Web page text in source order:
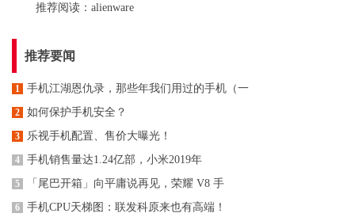
推荐阅读： alienware
推荐要闻
1 手机江湖恩仇录，那些年我们用过的手机（一
2 如何保护手机安全？
3 乐视手机配置、售价大曝光！
4 手机销售量达1.24亿部，小米2019年
5 「尾巴开箱」向平庸说再见，荣耀 V8 手
6 手机CPU天梯图：联发科原来也有高端！